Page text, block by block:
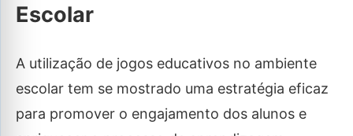
Escolar
A utilização de jogos educativos no ambiente
escolar tem se mostrado uma estratégia eficaz
para promover o engajamento dos alunos e